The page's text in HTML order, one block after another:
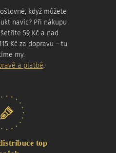
když můžete
navíc? Při nákupu
59 Kč a nad
Kč za dopravu – tu
my.
a platbě.
top